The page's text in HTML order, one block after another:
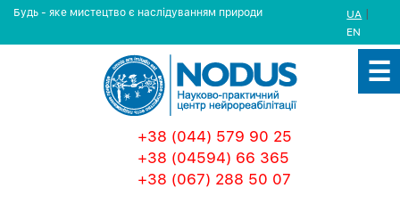
Будь - яке мистецтво є наслідуванням природи UA |
EN
+38 (044) 579 90 25
+38 (04594) 66 365
+38 (067) 288 50 07